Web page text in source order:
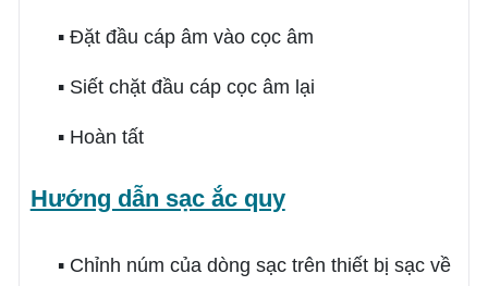
▪ Đặt đầu cáp âm vào cọc âm
▪ Siết chặt đầu cáp cọc âm lại
▪ Hoàn tất
Hướng dẫn sạc ắc quy
▪ Chỉnh núm của dòng sạc trên thiết bị sạc về